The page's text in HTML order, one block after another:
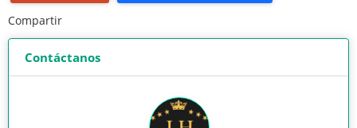
Compartir
Contáctanos